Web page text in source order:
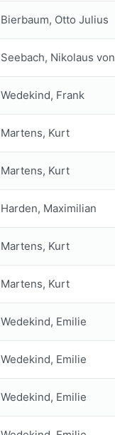
Bierbaum, Otto Julius
Seebach, Nikolaus von
Wedekind, Frank
Martens, Kurt
Martens, Kurt
Harden, Maximilian
Martens, Kurt
Martens, Kurt
Wedekind, Emilie
Wedekind, Emilie
Wedekind, Emilie